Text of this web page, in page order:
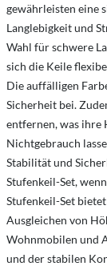
gewährleisten eine
Langlebigkeit und
Wahl für schwere
sich die Keile
Die auffälligen
Sicherheit bei.
entfernen, was ihre
Nichtgebrauch
Stabilität und
Stufenkeil-Set,
Stufenkeil-Set
Ausgleichen von
Wohnmobilen und
und der stabilen